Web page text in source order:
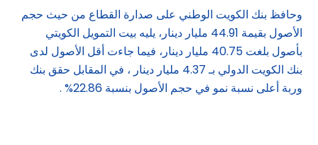
وحافظ بنك الكويت الوطني على صدارة القطاع من حيث حجم
الأصول بقيمة 44.91 مليار دينار، يليه بيت التمويل الكويتي
بأصول بلغت 40.75 مليار دينار، فيما جاءت أقل الأصول لدى
بنك الكويت الدولي بـ 4.37 مليار دينار ، في المقابل حقق بنك
وربة أعلى نسبة نمو في حجم الأصول بنسبة 22.86% .